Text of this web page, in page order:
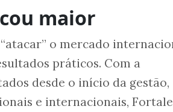
maior
o mercado
práticos. Com a
desde o início da gestão,
e internacionais,